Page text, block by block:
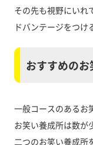
その先も視野にいれ
ドバンテージをつけ
おすすめのお
一般コースのあるお
お笑い養成所は数が
二つのお笑い養成所